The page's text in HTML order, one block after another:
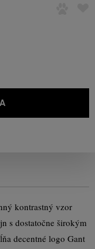
kontrastný vzor
s dostatočne širokým
decentné logo Gant